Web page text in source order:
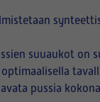
suuaukot on
pussia